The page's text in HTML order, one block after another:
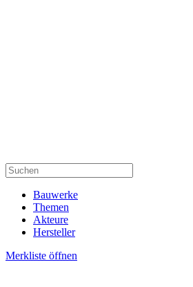
Bauwerke
Themen
Akteure
Hersteller
Merkliste öffnen